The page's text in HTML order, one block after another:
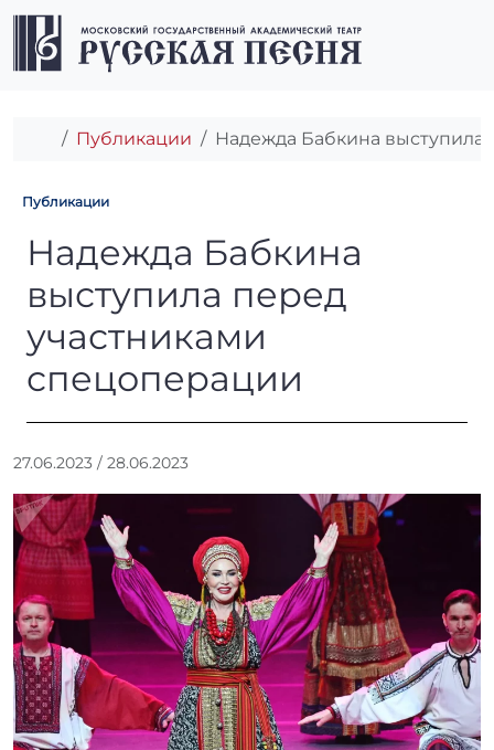
Перейти к содержимому
Перейти к футеру
Главная
Публикации Надежда Бабкина
Публикации
Надежда Бабкина
Надежда Бабкина
выступила перед
участниками
спецоперации
27.06.2023 / 28.06.2023
т
р
r
r
_
a
d
m
i